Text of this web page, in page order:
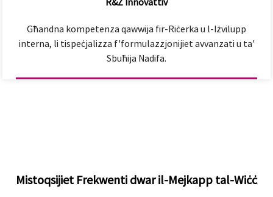
Għandna kompetenza qawwija fir-Riċerka u l-Iżvilupp
interna, li tispeċjalizza f'formulazzjonijiet avvanzati u ta'
Sbuħija Nadifa.
Mistoqsijiet Frekwenti dwar il-Mejkapp tal-Wiċċ